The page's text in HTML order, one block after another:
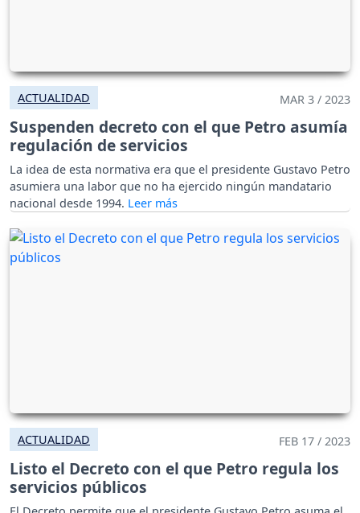
ACTUALIDAD MAR 3 / 2023
Suspenden decreto con el que Petro asumía
regulación de servicios
La idea de esta normativa era que el presidente Gustavo Petro
asumiera una labor que no ha ejercido ningún mandatario
nacional desde 1994.
ACTUALIDAD FEB 17 / 2023
Listo el Decreto con el que Petro regula los
servicios públicos